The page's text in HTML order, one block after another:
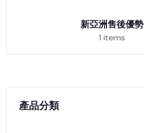
新亞洲售後優勢
1 items
產品分類